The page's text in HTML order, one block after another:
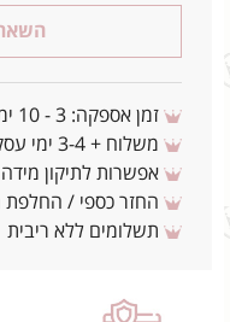
זמן אספקה: 3 - 10 ימי עסקים מאישור העסקה
משלוח + 3-4 ימי עסקים(צריכים לפני ? צרו איתנו קשר)
אפשרות לתיקון
החזר כספי / החלפת
תשלומים ללא ריבית